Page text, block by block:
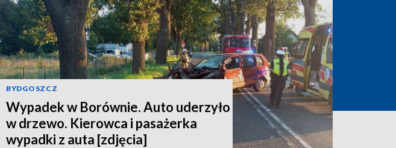
BYDGOSZCZ
Wypadek w Borównie. Auto uderzyło
w drzewo. Kierowca i pasażerka
wypadki z auta [zdjęcia]